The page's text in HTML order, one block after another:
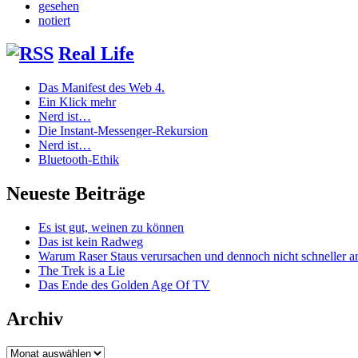
gesehen
notiert
Real Life
Das Manifest des Web 4.
Ein Klick mehr
Nerd ist…
Die Instant-Messenger-Rekursion
Nerd ist…
Bluetooth-Ethik
Neueste Beiträge
Es ist gut, weinen zu können
Das ist kein Radweg
Warum Raser Staus verursachen und dennoch nicht schneller
The Trek is a Lie
Das Ende des Golden Age Of TV
Archiv
Archiv